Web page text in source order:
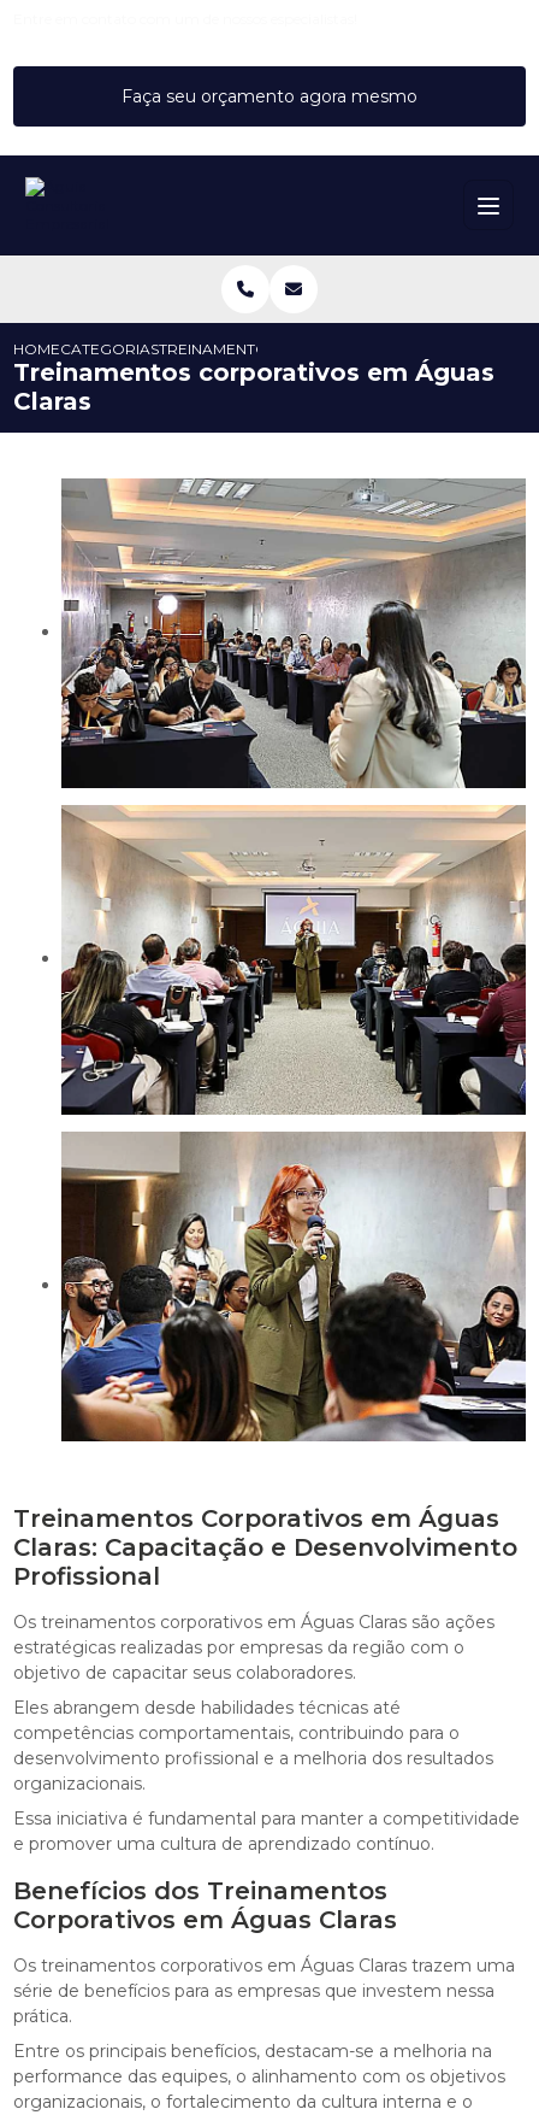
Faça seu orçamento agora mesmo
HOMECATEGORIASTREINAMENTOS CORPORATIVOS EM ÁGUAS
Treinamentos corporativos em Águas
Claras
Treinamentos Corporativos em Águas
Claras: Capacitação e Desenvolvimento
Profissional
Os treinamentos corporativos em Águas Claras são ações
estratégicas realizadas por empresas da região com o
objetivo de capacitar seus colaboradores.
Eles abrangem desde habilidades técnicas até
competências comportamentais, contribuindo para o
desenvolvimento profissional e a melhoria dos resultados
organizacionais.
Essa iniciativa é fundamental para manter a competitividade
e promover uma cultura de aprendizado contínuo.
Benefícios dos Treinamentos
Corporativos em Águas Claras
Os treinamentos corporativos em Águas Claras trazem uma
série de benefícios para as empresas que investem nessa
prática.
Entre os principais benefícios, destacam-se a melhoria na
performance das equipes, o alinhamento com os objetivos
organizacionais, o fortalecimento da cultura interna e o